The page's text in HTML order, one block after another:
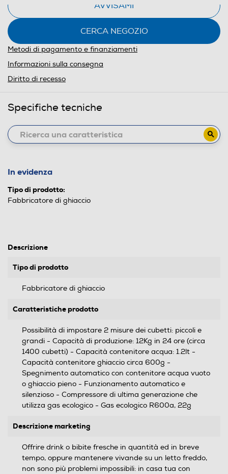
AVVISAMI
CERCA NEGOZIO
Metodi di pagamento e finanziamenti
Informazioni sulla consegna
Diritto di recesso
Specifiche tecniche
In evidenza
Tipo di prodotto:
Fabbricatore di ghiaccio
Descrizione
Tipo di prodotto
Fabbricatore di ghiaccio
Caratteristiche prodotto
Possibilità di impostare 2 misure dei cubetti: piccoli e
grandi - Capacità di produzione: 12Kg in 24 ore (circa
1400 cubetti) - Capacità contenitore acqua: 1.2lt -
Capacità contenitore ghiaccio circa 600g -
Spegnimento automatico con contenitore acqua vuoto
o ghiaccio pieno - Funzionamento automatico e
silenzioso - Compressore di ultima generazione che
utilizza gas ecologico - Gas ecologico R600a, 22g
Descrizione marketing
Offrire drink o bibite fresche in quantità ed in breve
tempo, oppure mantenere vivande su un letto freddo,
non sono più problemi impossibili: in casa tua con